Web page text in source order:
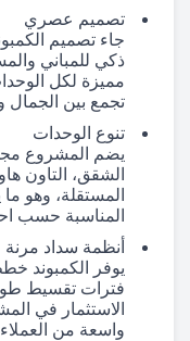
تصميم عصري
جاء تصميم
ذكي للمباني
مميزة لكل
تجمع بين الجمال
تنوع الوحدات
يضم المشروع
الشقق، التاون
المستقلة، وهو ما
المناسبة حسب
أنظمة سداد مرنة
يوفر الكمبوند
فترات تقسيط
الاستثمار في
واسعة من